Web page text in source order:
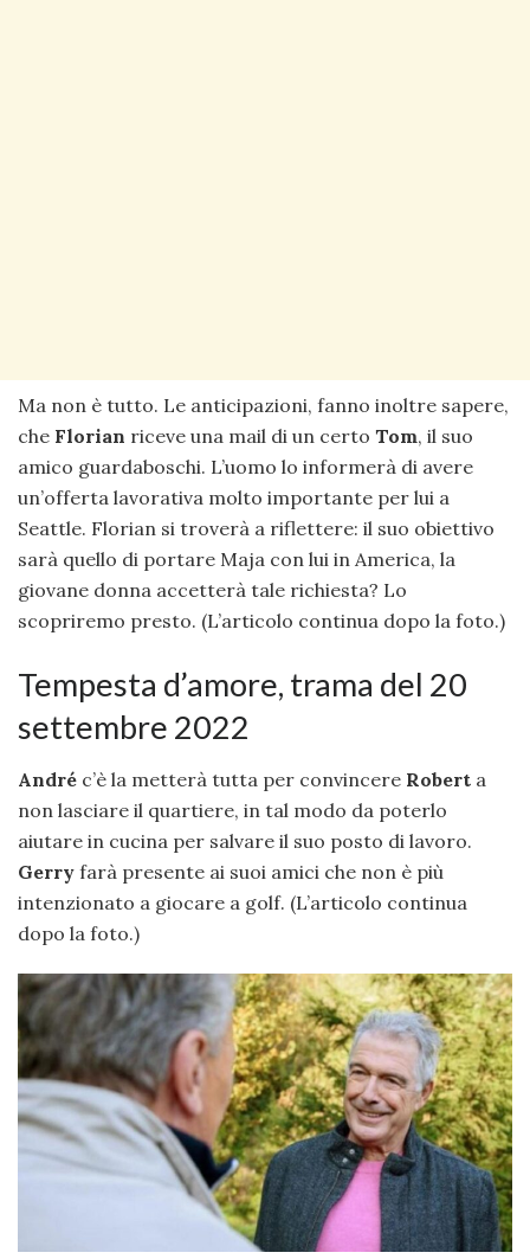
Ma non è tutto. Le anticipazioni, fanno inoltre sapere,
che Florian riceve una mail di un certo Tom, il suo
amico guardaboschi. L’uomo lo informerà di avere
un’offerta lavorativa molto importante per lui a
Seattle. Florian si troverà a riflettere: il suo obiettivo
sarà quello di portare Maja con lui in America, la
giovane donna accetterà tale richiesta? Lo
scopriremo presto. (L’articolo continua dopo la foto.)
Tempesta d’amore, trama del 20
settembre 2022
André c’è la metterà tutta per convincere Robert a
non lasciare il quartiere, in tal modo da poterlo
aiutare in cucina per salvare il suo posto di lavoro.
Gerry farà presente ai suoi amici che non è più
intenzionato a giocare a golf. (L’articolo continua
dopo la foto.)